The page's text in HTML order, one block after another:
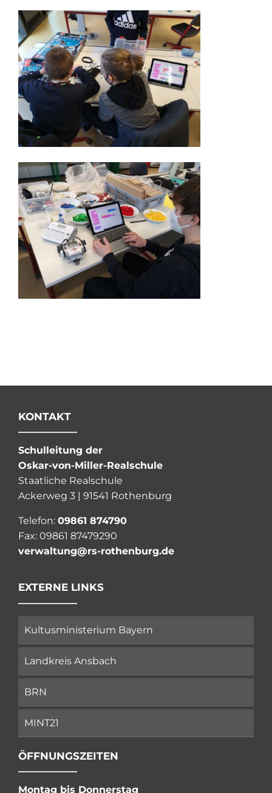
KONTAKT
Schulleitung der
Oskar-von-Miller-Realschule
Staatliche Realschule
Ackerweg 3 | 91541 Rothenburg
Telefon: 09861 874790
Fax: 09861 87479290
verwaltung@rs-rothenburg.de
EXTERNE LINKS
Kultusministerium Bayern
Landkreis Ansbach
BRN
MINT21
ÖFFNUNGSZEITEN
Montag bis Donnerstag